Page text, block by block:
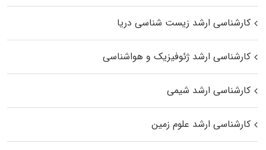
کارشناسی ارشد زیست‌ شناسی دریا
کارشناسی ارشد ژئوفیزیک و هواشناسی
کارشناسی ارشد شیمی
کارشناسی ارشد علوم زمین